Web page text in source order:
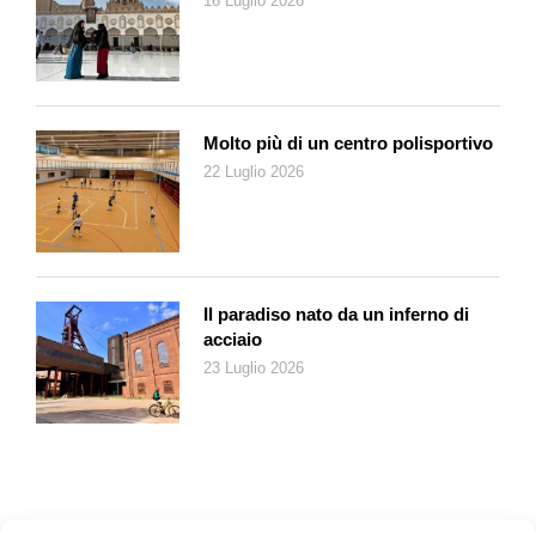
precisa il Patriziato di Brissago, aggiungendo che sono previsti
ulteriori sondaggi per eventualmente recuperare in futuro altri
canali, sia a monte che a valle.
L’acquedotto partiva anche in origine dal torrente della valle
della Pioda, da dove l’acqua scorreva in canali scavati nella
roccia, interrati o nei «canalitt» in pietra. Considerata la
superficie impervia si ritiene che ci fossero pure passaggi in
legno che durante l’inverno venivano tolti, sia per evitare
danneggiamenti dovuti alla caduta di valanghe, sia perché
l’acqua gelava durante il periodo invernale. L’acqua, una volta
giunta nell’adiacente valle di Vantarone, veniva convogliata
verso il nucleo di Cortaccio e, di seguito, verso le altre frazioni,
con canali nel terreno costituiti principalmente da piode posate
a forma di V, in condotti sotterrati oppure con ulteriori strutture
Molto più di un centro polisportivo
22 Luglio 2026
Il paradiso nato da un inferno di
acciaio
23 Luglio 2026